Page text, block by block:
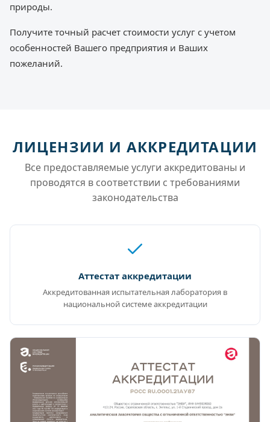
природы.
Получите точный расчет стоимости услуг с учетом
особенностей Вашего предприятия и Ваших
пожеланий.
ЛИЦЕНЗИИ И АККРЕДИТАЦИИ
Все предоставляемые услуги аккредитованы и
проводятся в соответствии с требованиями
законодательства
Аттестат аккредитации
Аккредитованная испытательная лаборатория в
национальной системе аккредитации